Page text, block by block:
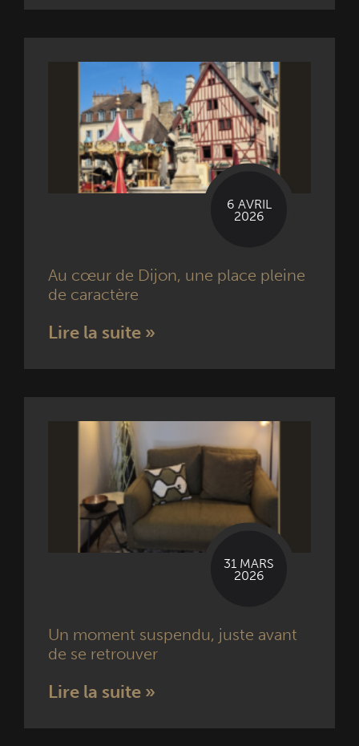
Au cœur de Dijon, une place pleine
de caractère
6 AVRIL
2026
Lire la suite »
Un moment suspendu, juste avant
de se retrouver
31 MARS
2026
Lire la suite »